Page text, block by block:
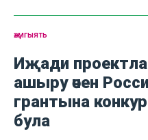
җәмгыять
Иҗади
ашыру өчен
грантына
була